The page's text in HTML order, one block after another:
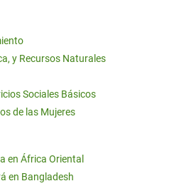
y Recursos Naturales
Sociales Básicos
de las Mujeres
en África Oriental
en Bangladesh